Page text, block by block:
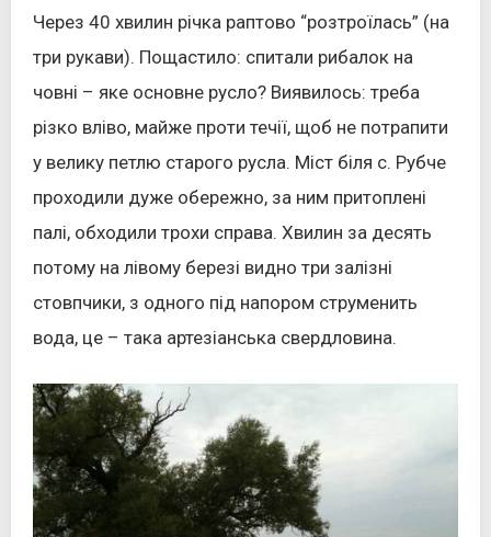
Через 40 хвилин річка раптово “розтроїлась” (на
три рукави). Пощастило: спитали рибалок на
човні – яке основне русло? Виявилось: треба
різко вліво, майже проти течії, щоб не потрапити
у велику петлю старого русла. Міст біля с. Рубче
проходили дуже обережно, за ним притоплені
палі, обходили трохи справа. Хвилин за десять
потому на лівому березі видно три залізні
стовпчики, з одного під напором струменить
вода, це – така артезіанська свердловина.